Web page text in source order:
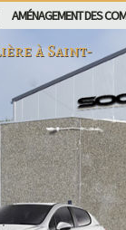
AMÉNAGEMENT DES
àSaint-